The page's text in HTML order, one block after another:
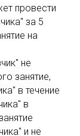
провести
за 5
на
не
занятие,
в течение
в
и не